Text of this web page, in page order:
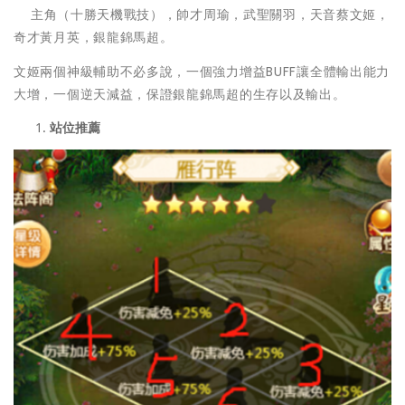
主角（十勝天機戰技），帥才周瑜，武聖關羽，天音蔡文姬，
奇才黃月英，銀龍錦馬超。
文姬兩個神級輔助不必多說，一個強力增益BUFF讓全體輸出能力
大增，一個逆天減益，保證銀龍錦馬超的生存以及輸出。
站位推薦